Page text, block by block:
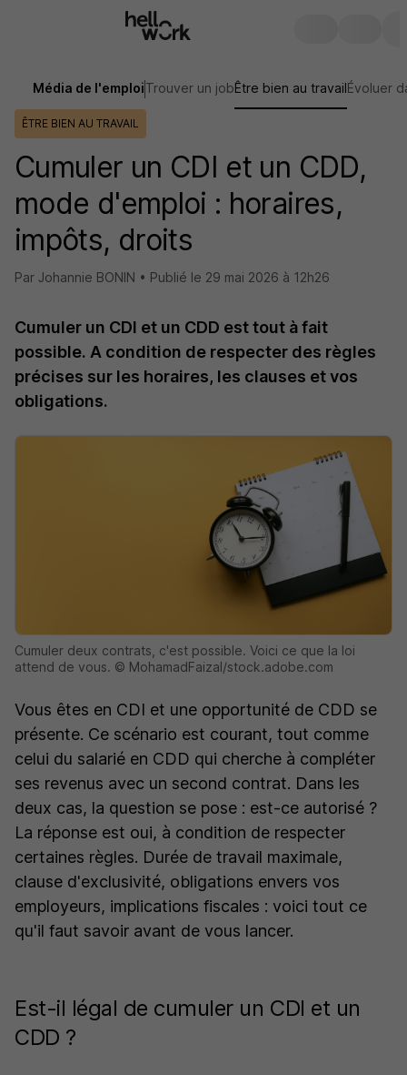
Média de l'emploiTrouver un jobÊtre bien au travailÉvoluer
ÊTRE BIEN AU TRAVAIL
Cumuler un CDI et un CDD,
mode d'emploi : horaires,
impôts, droits
Par Johannie BONIN • Publié le 29 mai 2026 à 12h26
Cumuler un CDI et un CDD est tout à fait
possible. A condition de respecter des règles
précises sur les horaires, les clauses et vos
obligations.
Cumuler deux contrats, c'est possible. Voici ce que la loi
attend de vous. © MohamadFaizal/stock.adobe.com
Vous êtes en CDI et une opportunité de CDD se
présente. Ce scénario est courant, tout comme
celui du salarié en CDD qui cherche à compléter
ses revenus avec un second contrat. Dans les
deux cas, la question se pose : est-ce autorisé ?
La réponse est oui, à condition de respecter
certaines règles. Durée de travail maximale,
clause d'exclusivité, obligations envers vos
employeurs, implications fiscales : voici tout ce
qu'il faut savoir avant de vous lancer.
Est-il légal de cumuler un CDI et un
CDD ?